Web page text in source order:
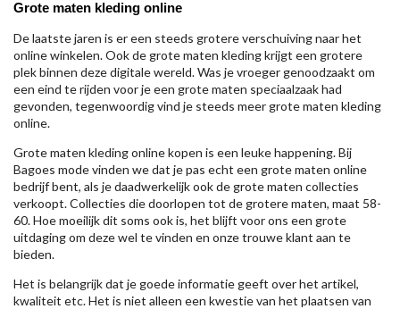
Grote maten kleding online
De laatste jaren is er een steeds grotere verschuiving naar het
online winkelen. Ook de grote maten kleding krijgt een grotere
plek binnen deze digitale wereld. Was je vroeger genoodzaakt om
een eind te rijden voor je een grote maten speciaalzaak had
gevonden, tegenwoordig vind je steeds meer grote maten kleding
online.
Grote maten kleding online kopen is een leuke happening. Bij
Bagoes mode vinden we dat je pas echt een grote maten online
bedrijf bent, als je daadwerkelijk ook de grote maten collecties
verkoopt. Collecties die doorlopen tot de grotere maten, maat 58-
60. Hoe moeilijk dit soms ook is, het blijft voor ons een grote
uitdaging om deze wel te vinden en onze trouwe klant aan te
bieden.
Het is belangrijk dat je goede informatie geeft over het artikel,
kwaliteit etc. Het is niet alleen een kwestie van het plaatsen van